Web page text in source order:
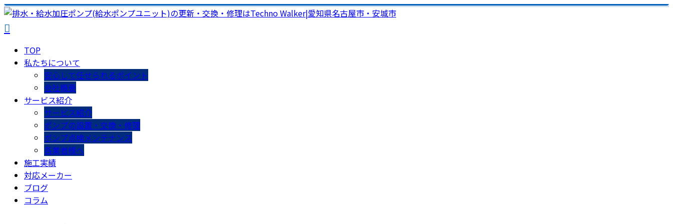
TOP
私たちについて
安心して任せられるポイント
会社概要
サービス紹介
サービス紹介
ポンプの設置・交換・修理
ポンプ点検メンテナンス
各業者様へ
施工実績
対応メーカー
ブログ
コラム